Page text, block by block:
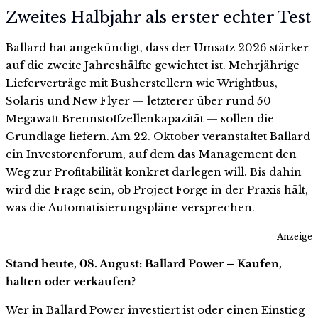
Zweites Halbjahr als erster echter Test
Ballard hat angekündigt, dass der Umsatz 2026 stärker
auf die zweite Jahreshälfte gewichtet ist. Mehrjährige
Lieferverträge mit Busherstellern wie Wrightbus,
Solaris und New Flyer — letzterer über rund 50
Megawatt Brennstoffzellenkapazität — sollen die
Grundlage liefern. Am 22. Oktober veranstaltet Ballard
ein Investorenforum, auf dem das Management den
Weg zur Profitabilität konkret darlegen will. Bis dahin
wird die Frage sein, ob Project Forge in der Praxis hält,
was die Automatisierungspläne versprechen.
Anzeige
Stand heute, 08. August: Ballard Power – Kaufen,
halten oder verkaufen?
Wer in Ballard Power investiert ist oder einen Einstieg